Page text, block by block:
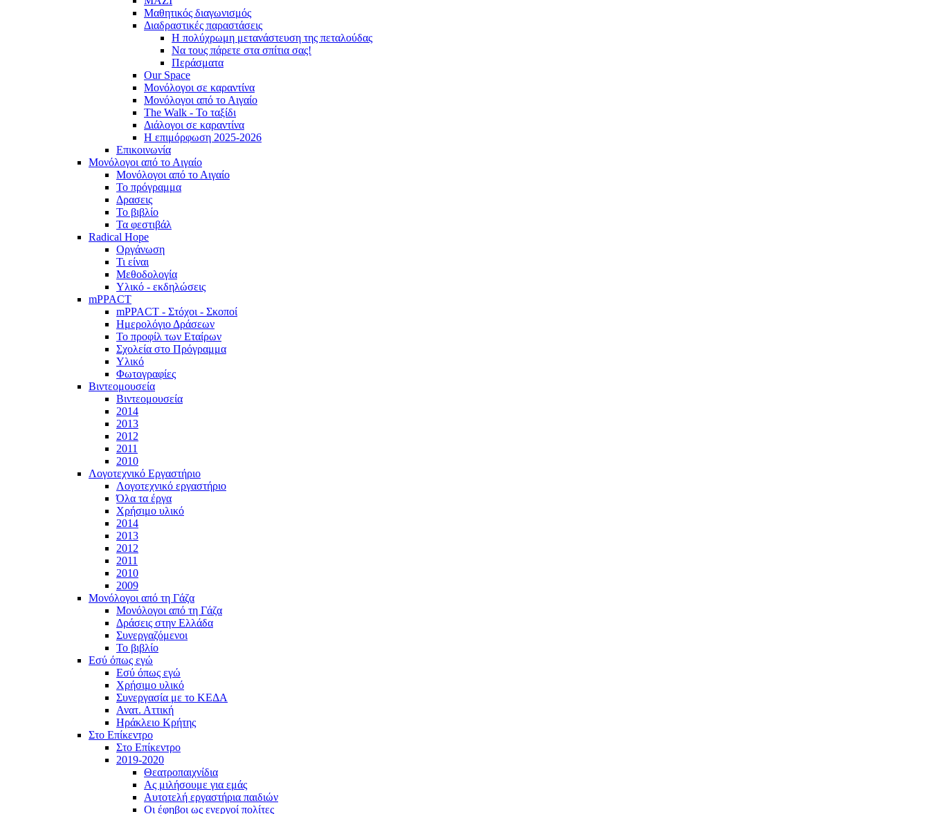
Μαθητικός διαγωνισμός
Διαδραστικές παραστάσεις
Η πολύχρωμη μετανάστευση της πεταλούδας
Να τους πάρετε στα σπίτια σας!
Περάσματα
Our Space
Μονόλογοι σε καραντίνα
Μονόλογοι από το Αιγαίο
The Walk - Το ταξίδι
Διάλογοι σε καραντίνα
Η επιμόρφωση 2025-2026
Επικοινωνία
Μονόλογοι από το Αιγαίο
Μονόλογοι από το Αιγαίο
Το πρόγραμμα
Δρασεις
Το βιβλίο
Τα φεστιβάλ
Radical Hope
Οργάνωση
Τι είναι
Μεθοδολογία
Υλικό - εκδηλώσεις
mPPACT
mPPACT - Στόχοι - Σκοποί
Ημερολόγιο Δράσεων
Το προφίλ των Εταίρων
Σχολεία στο Πρόγραμμα
Υλικό
Φωτογραφίες
Βιντεομουσεία
Βιντεομουσεία
2014
2013
2012
2011
2010
Λογοτεχνικό Εργαστήριο
Λογοτεχνικό εργαστήριο
Όλα τα έργα
Χρήσιμο υλικό
2014
2013
2012
2011
2010
2009
Μονόλογοι από τη Γάζα
Μονόλογοι από τη Γάζα
Δράσεις στην Ελλάδα
Συνεργαζόμενοι
To βιβλίο
Εσύ όπως εγώ
Εσύ όπως εγώ
Χρήσιμο υλικό
Συνεργασία με το ΚΕΔΑ
Ανατ. Αττική
Ηράκλειο Κρήτης
Στο Επίκεντρο
Στο Επίκεντρο
2019-2020
Θεατροπαιχνίδια
Ας μιλήσουμε για εμάς
Αυτοτελή εργαστήρια παιδιών
Οι έφηβοι ως ενεργοί πολίτες